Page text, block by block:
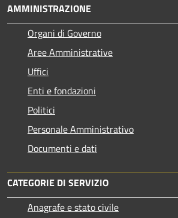
AMMINISTRAZIONE
Organi di Governo
Aree Amministrative
Uffici
Enti e fondazioni
Politici
Personale Amministrativo
Documenti e dati
CATEGORIE DI SERVIZIO
Anagrafe e stato civile